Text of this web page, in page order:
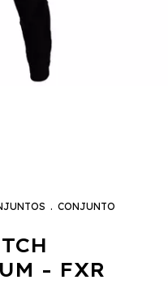
. CONJUNTO
- FXR